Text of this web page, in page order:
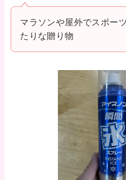
マラソンや屋外でスポー
たりな贈り物